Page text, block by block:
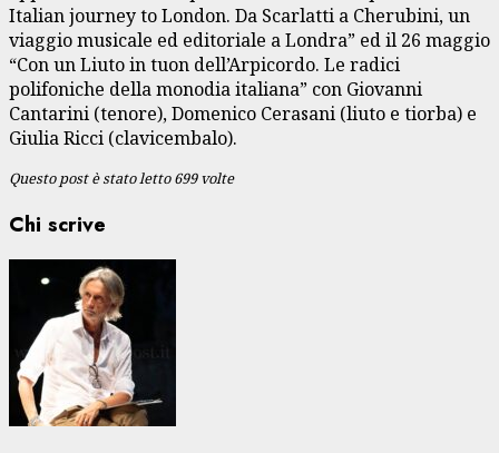
Italian journey to London. Da Scarlatti a Cherubini, un
viaggio musicale ed editoriale a Londra” ed il 26 maggio
“Con un Liuto in tuon dell’Arpicordo. Le radici
polifoniche della monodia italiana” con Giovanni
Cantarini (tenore), Domenico Cerasani (liuto e tiorba) e
Giulia Ricci (clavicembalo).
Questo post è stato letto 699 volte
Chi scrive